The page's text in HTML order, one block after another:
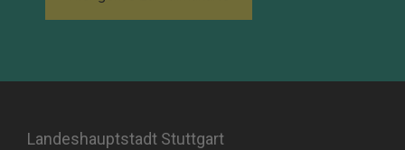
Landeshauptstadt Stuttgart